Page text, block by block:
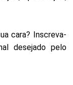
cara? Inscreva-
desejado pelo